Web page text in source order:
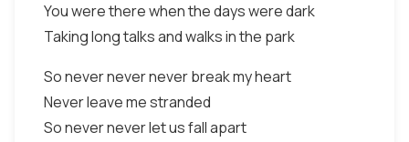
You were there when the days were dark
Taking long talks and walks in the park
So never never never break my heart
Never leave me stranded
So never never let us fall apart